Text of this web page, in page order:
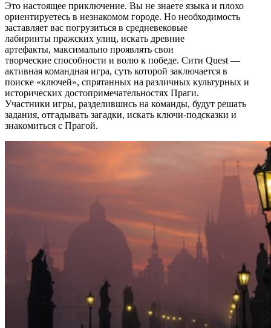
Это настоящее приключение. Вы не знаете языка и плохо
ориентируетесь в незнакомом городе. Но необходимость
заставляет вас погрузиться в средневековые
лабиринты пражских улиц, искать древние
артефакты, максимально проявлять свои
творческие способности и волю к победе. Сити Quest —
активная командная игра, суть которой заключается в
поиске «ключей», спрятанных на различных культурных и
исторических достопримечательностях Праги.
Участники игры, разделившись на команды, будут решать
задания, отгадывать загадки, искать ключи-подсказки и
знакомиться с Прагой.